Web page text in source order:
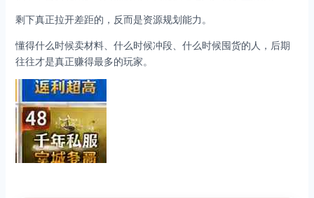
剩下真正拉开差距的，反而是资源规划能力。
懂得什么时候卖材料、什么时候冲段、什么时候囤货的人，后期
往往才是真正赚得最多的玩家。